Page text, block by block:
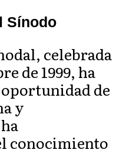
Sínodo
celebrada
de 1999, ha
de
y
conocimiento